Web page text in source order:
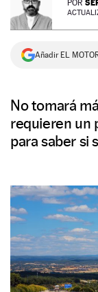
NEWSLETTER
SÍGUENOS
POR
Añadir EL
No tomará
requieren un
para saber si